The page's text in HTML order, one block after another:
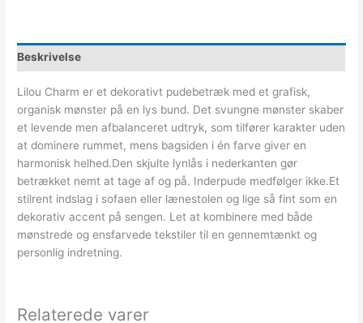
Beskrivelse
Lilou Charm er et dekorativt pudebetræk med et grafisk,
organisk mønster på en lys bund. Det svungne mønster skaber
et levende men afbalanceret udtryk, som tilfører karakter uden
at dominere rummet, mens bagsiden i én farve giver en
harmonisk helhed.Den skjulte lynlås i nederkanten gør
betrækket nemt at tage af og på. Inderpude medfølger ikke.Et
stilrent indslag i sofaen eller lænestolen og lige så fint som en
dekorativ accent på sengen. Let at kombinere med både
mønstrede og ensfarvede tekstiler til en gennemtænkt og
personlig indretning.
Relaterede varer